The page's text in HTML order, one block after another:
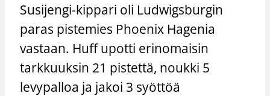
Susijengi-kippari oli Ludwigsburgin
paras pistemies Phoenix Hagenia
vastaan. Huff upotti erinomaisin
tarkkuuksin 21 pistettä, noukki 5
levypalloa ja jakoi 3 syöttöä